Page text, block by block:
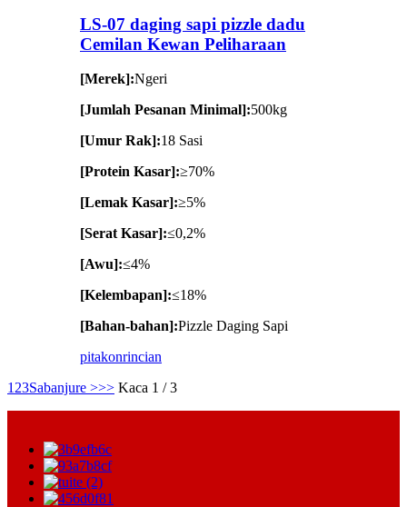
LS-07 daging sapi pizzle dadu
Cemilan Kewan Peliharaan
[Merek]:Ngeri
[Jumlah Pesanan Minimal]:500kg
[Umur Rak]:18 Sasi
[Protein Kasar]:≥70%
[Lemak Kasar]:≥5%
[Serat Kasar]:≤0,2%
[Awu]:≤4%
[Kelembapan]:≤18%
[Bahan-bahan]:Pizzle Daging Sapi
pitakonrincian
1 23Sabanjure >>> Kaca 1 / 3